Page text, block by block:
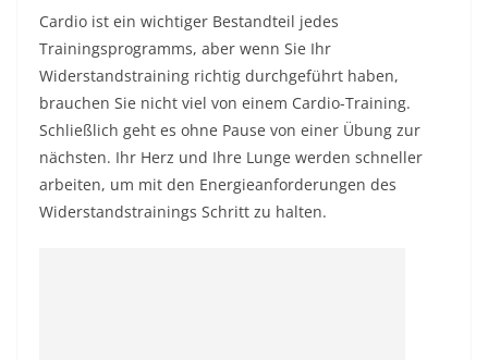
Cardio ist ein wichtiger Bestandteil jedes
Trainingsprogramms, aber wenn Sie Ihr
Widerstandstraining richtig durchgeführt haben,
brauchen Sie nicht viel von einem Cardio-Training.
Schließlich geht es ohne Pause von einer Übung zur
nächsten. Ihr Herz und Ihre Lunge werden schneller
arbeiten, um mit den Energieanforderungen des
Widerstandstrainings Schritt zu halten.